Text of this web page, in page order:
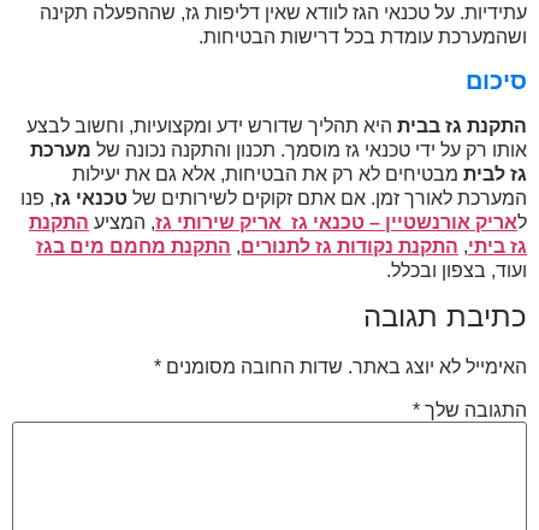
עתידיות. על טכנאי הגז לוודא שאין דליפות גז, שההפעלה תקינה
ושהמערכת עומדת בכל דרישות הבטיחות.
סיכום
התקנת גז בבית היא תהליך שדורש ידע ומקצועיות, וחשוב לבצע
אותו רק על ידי טכנאי גז מוסמך. תכנון והתקנה נכונה של מערכת
גז לבית מבטיחים לא רק את הבטיחות, אלא גם את יעילות
המערכת לאורך זמן. אם אתם זקוקים לשירותים של טכנאי גז, פנו
לאריק אורנשטיין – טכנאי גז אריק שירותי גז, המציע התקנת
גז ביתי, התקנת נקודות גז לתנורים, התקנת מחמם מים בגז
ועוד, בצפון ובכלל.
כתיבת תגובה
האימייל לא יוצג באתר. שדות החובה מסומנים *
התגובה שלך *